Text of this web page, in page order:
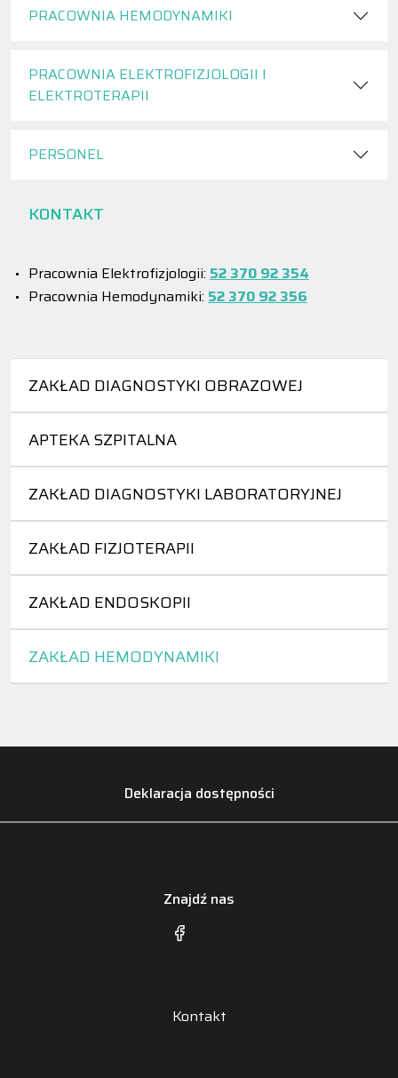
ZAKŁAD DIAGNOSTYKI OBRAZOWEJ
APTEKA SZPITALNA
ZAKŁAD DIAGNOSTYKI LABORATORYJNEJ
ZAKŁAD FIZJOTERAPII
ZAKŁAD ENDOSKOPII
ZAKŁAD HEMODYNAMIKI
PRACOWNIA HEMODYNAMIKI
PRACOWNIA ELEKTROFIZJOLOGII I
ELEKTROTERAPII
PERSONEL
KONTAKT
Pracownia Elektrofizjologii: 52 370 92 354
Pracownia Hemodynamiki: 52 370 92 356
Deklaracja dostępności
Znajdź nas
Kontakt